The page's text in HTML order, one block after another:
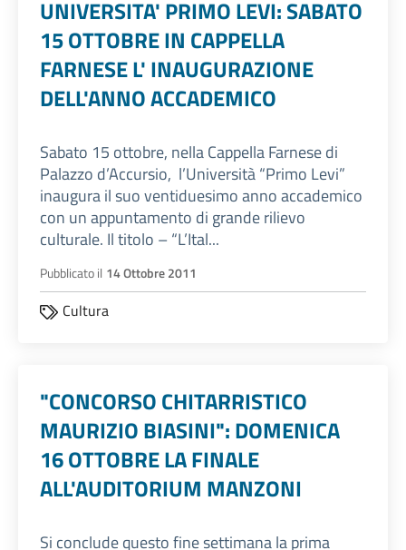
UNIVERSITA' PRIMO LEVI: SABATO
15 OTTOBRE IN CAPPELLA
FARNESE L' INAUGURAZIONE
DELL'ANNO ACCADEMICO
Sabato 15 ottobre, nella Cappella Farnese di
Palazzo d’Accursio, l’Università “Primo Levi”
inaugura il suo ventiduesimo anno accademico
con un appuntamento di grande rilievo
culturale. Il titolo – “L’Ital...
Pubblicato il 14 Ottobre 2011
Cultura
"CONCORSO CHITARRISTICO
MAURIZIO BIASINI": DOMENICA
16 OTTOBRE LA FINALE
ALL'AUDITORIUM MANZONI
Si conclude questo fine settimana la prima